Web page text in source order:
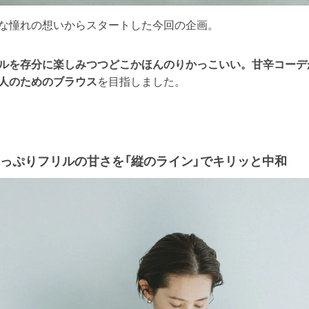
憧れの想いからスタートした今回の企画。
を存分に楽しみつつどこかほんのりかっこいい。甘辛コー
のためのブラウスを目指しました。
ぷりフリルの甘さを「縦のライン」でキリッと中和